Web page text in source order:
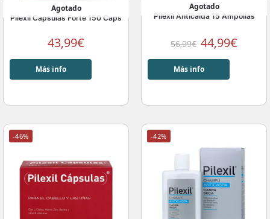
Agotado
Pilexil Capsulas Forte 150 Caps
43,99€
Más info
Agotado
Pilexil Anticaida 15 Ampollas
56,99€ 44,99€
Más info
-46% -42%